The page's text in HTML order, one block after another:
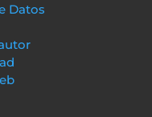
Datos